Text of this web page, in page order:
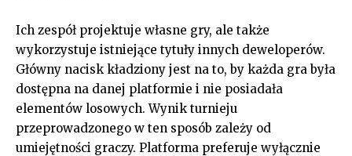
Ich zespół projektuje własne gry, ale także
wykorzystuje istniejące tytuły innych deweloperów.
Główny nacisk kładziony jest na to, by każda gra była
dostępna na danej platformie i nie posiadała
elementów losowych. Wynik turnieju
przeprowadzonego w ten sposób zależy od
umiejętności graczy. Platforma preferuje wyłącznie